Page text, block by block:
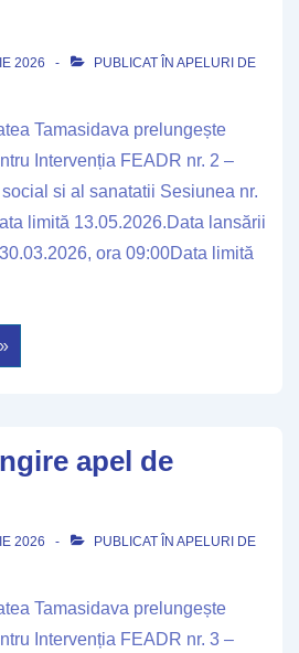
2026 PUBLICAT ÎN APELURI DE
Tamasidava prelungește
Intervenția FEADR nr. 2 –
si al sanatatii Sesiunea nr.
limită 13.05.2026.Data lansării
ora 09:00Data limită
apel de
2026 PUBLICAT ÎN APELURI DE
Tamasidava prelungește
Intervenția FEADR nr. 3 –